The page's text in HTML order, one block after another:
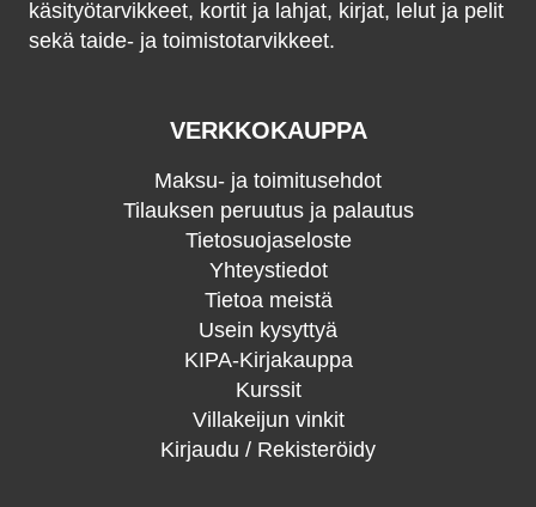
käsityötarvikkeet, kortit ja lahjat, kirjat, lelut ja pelit
sekä taide- ja toimistotarvikkeet.
VERKKOKAUPPA
Maksu- ja toimitusehdot
Tilauksen peruutus ja palautus
Tietosuojaseloste
Yhteystiedot
Tietoa meistä
Usein kysyttyä
KIPA-Kirjakauppa
Kurssit
Villakeijun vinkit
Kirjaudu / Rekisteröidy